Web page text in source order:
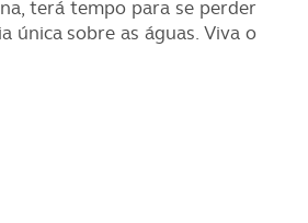
terá tempo para se perder
única sobre as águas. Viva o